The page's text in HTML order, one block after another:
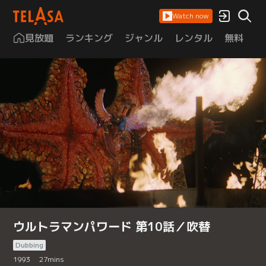
Watch now
見放題 ランキング ジャンル レンタル 無料
ウルトラマンパワード 第10話／吹替
Dubbing
1993
27mins